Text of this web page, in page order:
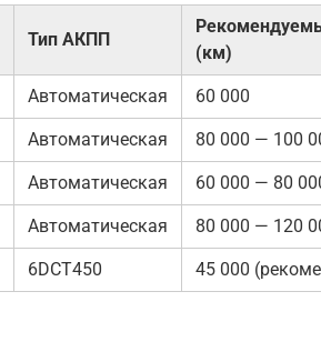
Тип АКПП
(км)
Автоматическая 60 000
Автоматическая 80 000 — 100
Автоматическая 60 000 — 80
Автоматическая 80 000 — 120
6DCT450 45 000